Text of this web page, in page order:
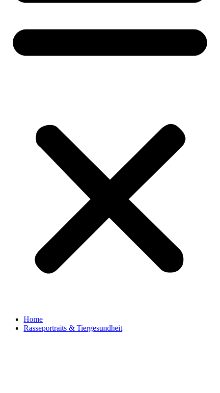
Home
Rasseportraits & Tiergesundheit